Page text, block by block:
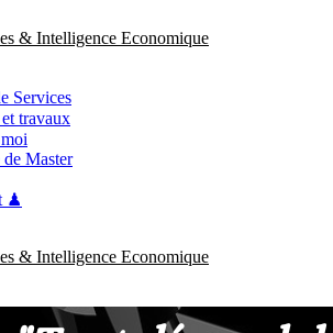
& Intelligence Economique
Services
travaux
Master
♟
& Intelligence Economique